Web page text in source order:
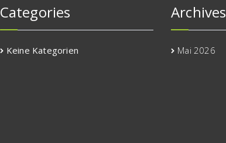
Categories
Keine Kategorien
Archives
Mai 2026